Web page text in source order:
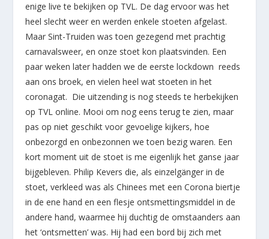
enige live te bekijken op TVL. De dag ervoor was het
heel slecht weer en werden enkele stoeten afgelast.
Maar Sint-Truiden was toen gezegend met prachtig
carnavalsweer, en onze stoet kon plaatsvinden. Een
paar weken later hadden we de eerste lockdown reeds
aan ons broek, en vielen heel wat stoeten in het
coronagat. Die uitzending is nog steeds te herbekijken
op TVL online. Mooi om nog eens terug te zien, maar
pas op niet geschikt voor gevoelige kijkers, hoe
onbezorgd en onbezonnen we toen bezig waren. Een
kort moment uit de stoet is me eigenlijk het ganse jaar
bijgebleven. Philip Kevers die, als einzelgänger in de
stoet, verkleed was als Chinees met een Corona biertje
in de ene hand en een flesje ontsmettingsmiddel in de
andere hand, waarmee hij duchtig de omstaanders aan
het ‘ontsmetten’ was. Hij had een bord bij zich met